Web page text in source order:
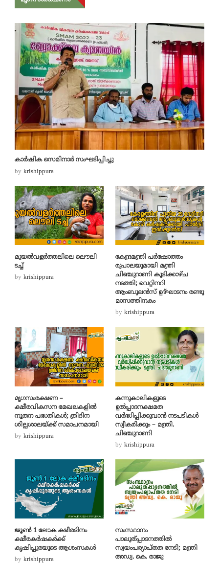
കാര്‍ഷിക സെമിനാര്‍ സംഘടിപ്പിച്ചു
by krishippura
മുയൽവളർത്തലിലെ ലൌലി
ടച്ച്
by krishippura
കേന്ദ്രമന്ത്രി പർഷോത്തം
രുപാലയുമായി മന്ത്രി
ചിഞ്ചുറാണി കൂടിക്കാഴ്ച
നടത്തി; വെറ്റിനറി
ആംബുലൻസ്‌ ഉദ്‌ഘാടനം രണ്ടു
മാസത്തിനകം
by krishippura
മൃഗസംരക്ഷണ –
ക്ഷീരവികസന മേഖലകളിൽ
നൂതന പദ്ധതികൾ; ത്രിദിന
ശില്പശാലയ്ക്ക് സമാപനമായി
by krishippura
കന്നുകാലികളുടെ
ഉല്‍പ്പാദനക്ഷമത
വര്‍ദ്ധിപ്പിക്കുവാന്‍ നടപടികള്‍
സ്വീകരിക്കും – മന്ത്രി.
ചിഞ്ചുറാണി
by krishippura
ജൂൺ 1 ലോക ക്ഷീരദിനം
ക്ഷീരകർഷകർക്ക്
കൃഷിപ്പുരയുടെ ആശംസകൾ
by krishippura
സംസ്ഥാനം
പാലുത്പ്പാദനത്തില്‍
സ്വയംപര്യാപ്തത നേടി; മന്ത്രി
അഡ്വ. കെ. രാജു